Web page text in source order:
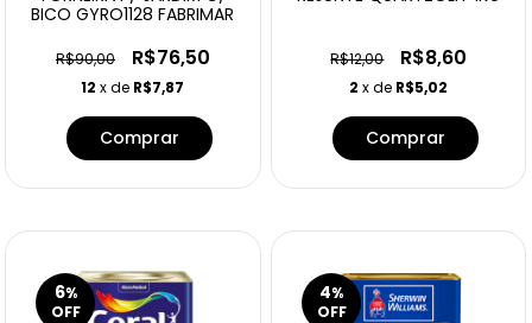
BICO GYRO1128 FABRIMAR
R$90,00 R$76,50
12 x de R$7,87
R$12,00 R$8,60
2 x de R$5,02
Comprar
6%
OFF
4%
OFF